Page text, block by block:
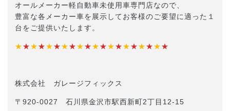
オールメーカー軽自動車未使用車専門店なので、
豊富な各メーカー車を展示してお客様のご要望に適った１
台をご提供いたします。
★★★★★★★★★★★★★★★★★★★★
株式会社 ガレージフィックス
〒920-0027 石川県金沢市駅西新町2丁目12-15